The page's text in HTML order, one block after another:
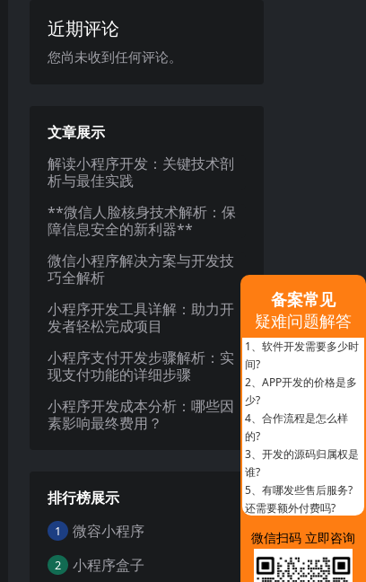
近期评论
您尚未收到任何评论。
文章展示
解读小程序开发：关键技术剖
析与最佳实践
**微信人脸核身技术解析：保
障信息安全的新利器**
微信小程序解决方案与开发技
巧全解析
小程序开发工具详解：助力开
发者轻松完成项目
小程序支付开发步骤解析：实
现支付功能的详细步骤
小程序开发成本分析：哪些因
素影响最终费用？
排行榜展示
1 微容小程序
2 小程序盒子
备案常见
疑难问题解答
1、 软件开发需要多少时
间?
2、 APP开发的价格是多
少?
4、 合作流程是怎么样
的?
3、 开发的源码归属权是
谁?
5、 有哪发些售后服务?
还需要额外付费吗?
微信扫码 立即咨询